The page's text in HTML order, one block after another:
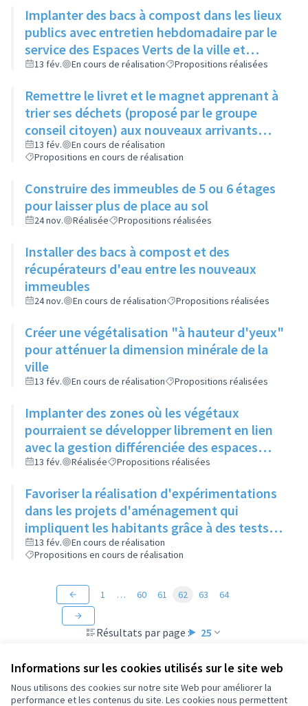
Informations sur les cookies utilisés sur le site web
Nous utilisons des cookies sur notre site Web pour améliorer la
performance et les contenus du site. Les cookies nous permettent
Implanter des bacs à compost dans les lieux
publics avec entretien hebdomadaire par le
service des Espaces Verts de la ville et
réutilisation du compost dans les ronds-
13 fév. En cours de réalisation Propositions réalisées
Remettre le livret et le magnet apprenant à
trier ses déchets (proposé par le groupe
conseil citoyen) aux nouveaux arrivants
dans le cadre de la visite de la ville
13 fév.
En cours de réalisation
Propositions en cours de réalisation
Construire des immeubles de 5 ou 6 étages
pour laisser plus de place au sol
24 nov. Réalisée Propositions réalisées
Installer des bacs à compost et des
récupérateurs d'eau entre les nouveaux
immeubles
24 nov. En cours de réalisation Propositions réalisées
Créer une végétalisation "à hauteur d'yeux"
pour atténuer la dimension minérale de la
ville
13 fév. En cours de réalisation Propositions réalisées
Implanter des zones où les végétaux
pourraient se développer librement en lien
avec la gestion différenciée des espaces
verts
13 fév. Réalisée Propositions réalisées
Favoriser la réalisation d'expérimentations
dans les projets d'aménagement qui
impliquent les habitants grâce à des tests
"grandeur nature" (mobilier, jeux, food-
truck...)
13 fév.
En cours de réalisation
Propositions en cours de réalisation
Résultats par page : 25
1 … 60 61 62 63 64
Conditions d'utilisation